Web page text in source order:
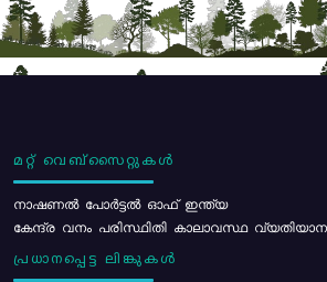
മറ്റ് വെബ്സൈറ്റുകൾ
നാഷണൽ പോർട്ടൽ ഓഫ് ഇന്ത്യ
കേന്ദ്ര വനം പരിസ്ഥിതി കാലാവസ്ഥ
പ്രധാനപ്പെട്ട ലിങ്കുകൾ